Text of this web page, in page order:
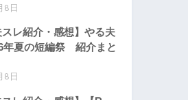
8日
スレ紹介・感想】やる夫
年夏の短編祭 紹介まと
8日